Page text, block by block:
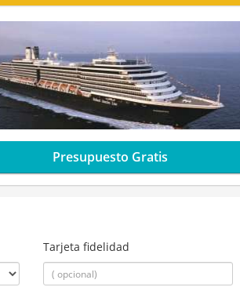
Presupuesto Gratis
Tarjeta fidelidad